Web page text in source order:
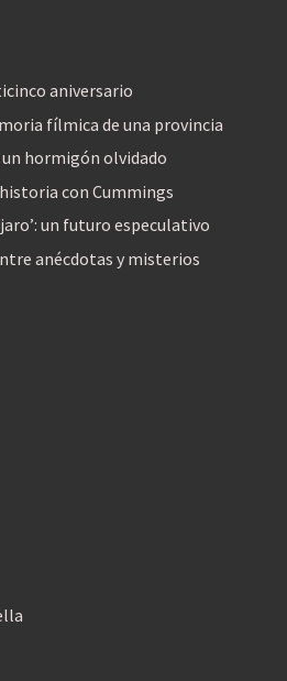
aniversario
fílmica de una provincia
hormigón olvidado
historia con Cummings
un futuro especulativo
anécdotas y misterios